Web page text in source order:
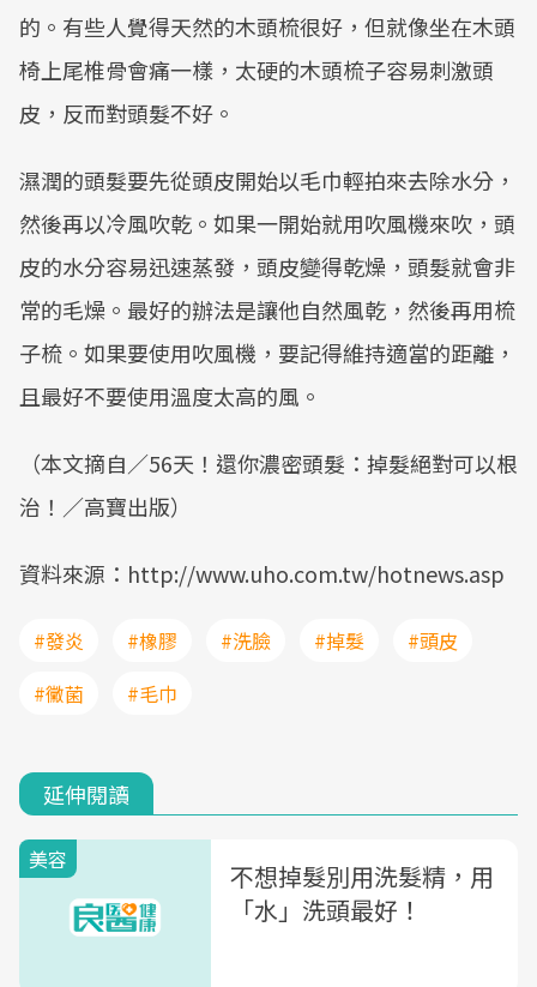
的。有些人覺得天然的木頭梳很好，但就像坐在木頭
椅上尾椎骨會痛一樣，太硬的木頭梳子容易刺激頭
皮，反而對頭髮不好。
濕潤的頭髮要先從頭皮開始以毛巾輕拍來去除水分，
然後再以冷風吹乾。如果一開始就用吹風機來吹，頭
皮的水分容易迅速蒸發，頭皮變得乾燥，頭髮就會非
常的毛燥。最好的辦法是讓他自然風乾，然後再用梳
子梳。如果要使用吹風機，要記得維持適當的距離，
且最好不要使用溫度太高的風。
（本文摘自／56天！還你濃密頭髮：掉髮絕對可以根
治！／高寶出版）
資料來源：http://www.uho.com.tw/hotnews.asp
#發炎 #橡膠 #洗臉 #掉髮
#頭皮
#黴菌
#毛巾
延伸閱讀
美容
不想掉髮別用洗髮精，用
「水」洗頭最好！